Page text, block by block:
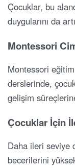
Çocuklar, bu
duygularını da
Montessori
Montessori
derslerinde,
gelişim
Çocuklar İçin
Daha ileri seviye
becerilerini